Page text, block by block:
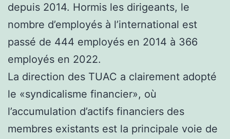
depuis 2014. Hormis les dirigeants, le
nombre d’employés à l’international est
passé de 444 employés en 2014 à 366
employés en 2022.
La direction des TUAC a clairement adopté
le «syndicalisme financier», où
l’accumulation d’actifs financiers des
membres existants est la principale voie de